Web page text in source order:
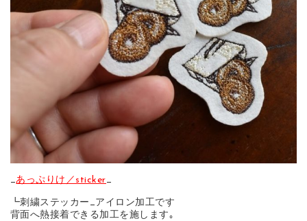
_あっぷりけ／sticker_
┗刺繍ステッカー_アイロン加工です
背面へ熱接着できる加工を施します｡